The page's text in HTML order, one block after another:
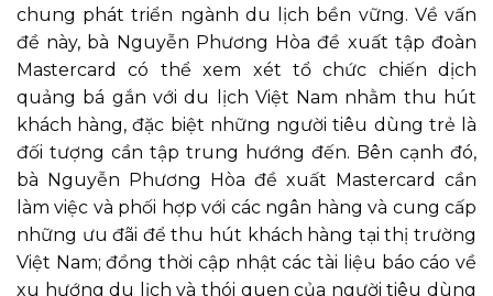
chung phát triển ngành du lịch bền vững. Về vấn
đề này, bà Nguyễn Phương Hòa đề xuất tập đoàn
Mastercard có thể xem xét tổ chức chiến dịch
quảng bá gắn với du lịch Việt Nam nhằm thu hút
khách hàng, đặc biệt những người tiêu dùng trẻ là
đối tượng cần tập trung hướng đến. Bên cạnh đó,
bà Nguyễn Phương Hòa đề xuất Mastercard cần
làm việc và phối hợp với các ngân hàng và cung cấp
những ưu đãi để thu hút khách hàng tại thị trường
Việt Nam; đồng thời cập nhật các tài liệu báo cáo về
xu hướng du lịch và thói quen của người tiêu dùng